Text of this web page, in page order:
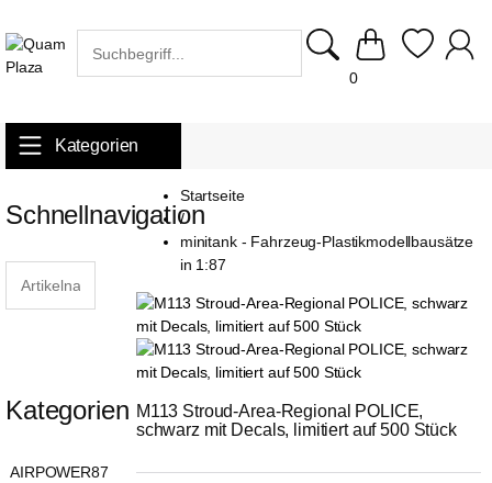
0
Kategorien
Startseite
/
minitank - Fahrzeug-Plastikmodellbausätze
in 1:87
M113 Stroud-Area-Regional POLICE,
schwarz mit Decals, limitiert auf 500 Stück
Schnellnavigation
Kategorien
AIRPOWER87